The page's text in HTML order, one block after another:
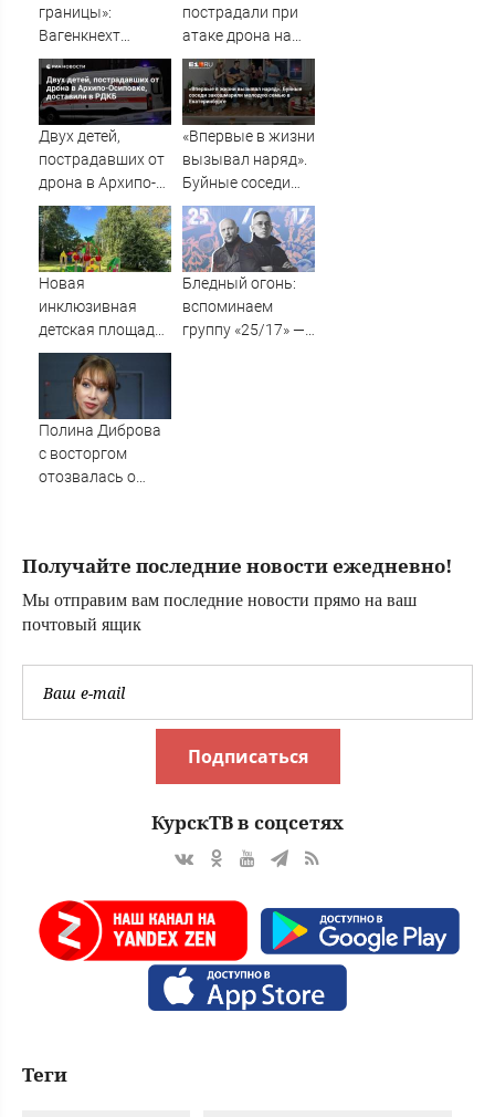
границы»:
Вагенкнехт
жёстко ответила
послу Украины
пострадали при
атаке дрона на
Ильский НПЗ
Двух детей,
пострадавших от
дрона в Архипо-
Осиповке,
доставили в РДКБ
«Впервые в жизни
вызывал наряд».
Буйные соседи
закошмарили
молодую семью в
Екатеринбурге
Новая
инклюзивная
детская площадка
появилась в
Петрозаводске
(ФОТО)
Бледный огонь:
вспоминаем
группу «25/17» —
Полина Диброва
с восторгом
отозвалась о
Получайте последние новости ежедневно!
Мы отправим вам последние новости прямо на ваш
почтовый ящик
Подписаться
КурскТВ в соцсетях
Теги